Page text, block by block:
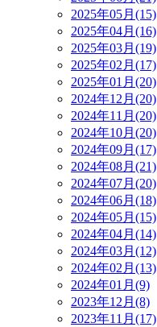
2025年05月(15)
2025年04月(16)
2025年03月(19)
2025年02月(17)
2025年01月(20)
2024年12月(20)
2024年11月(20)
2024年10月(20)
2024年09月(17)
2024年08月(21)
2024年07月(20)
2024年06月(18)
2024年05月(15)
2024年04月(14)
2024年03月(12)
2024年02月(13)
2024年01月(9)
2023年12月(8)
2023年11月(17)